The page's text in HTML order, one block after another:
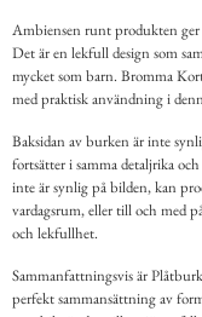
Ambiensen runt produkten ger
Det är en lekfull design som
mycket som barn. Bromma
med praktisk användning i
Baksidan av burken är inte
fortsätter i samma detaljrika
inte är synlig på bilden, kan
vardagsrum, eller till och med
och lekfullhet.
Sammanfattningsvis är
perfekt sammansättning av